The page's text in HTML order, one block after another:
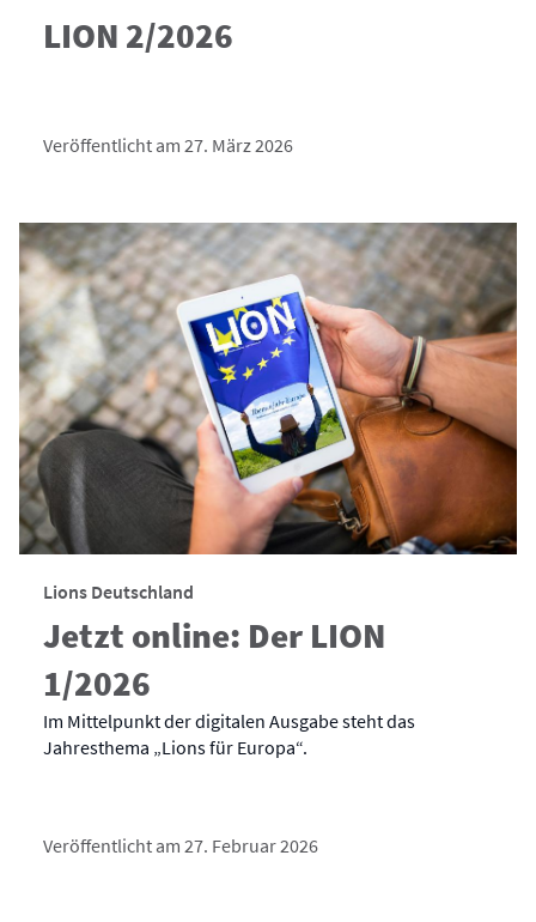
LION 2/2026
Veröffentlicht am 27. März 2026
Lions Deutschland
Jetzt online: Der LION
1/2026
Im Mittelpunkt der digitalen Ausgabe steht das
Jahresthema „Lions für Europa“.
Veröffentlicht am 27. Februar 2026